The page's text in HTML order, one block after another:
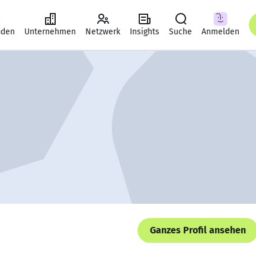
Unternehmen Netzwerk Insights Suche Anmelden
Ganzes Profil ansehen